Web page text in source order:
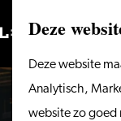
Deze
Deze website
Analytisch,
website zo goed
Ga
naar